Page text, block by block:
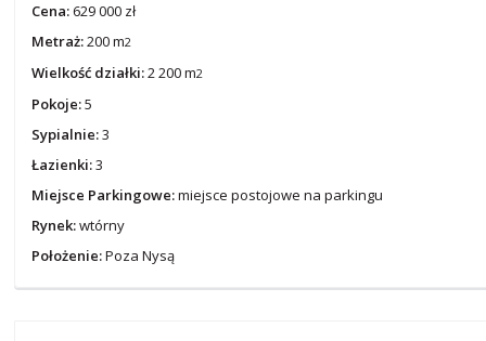
Cena: 629 000 zł
Metraż:200 m2
Wielkość działki:2 200 m2
Pokoje:5
Sypialnie:3
Łazienki:3
Miejsce Parkingowe:miejsce postojowe na parkingu
Rynek:wtórny
Położenie:Poza Nysą